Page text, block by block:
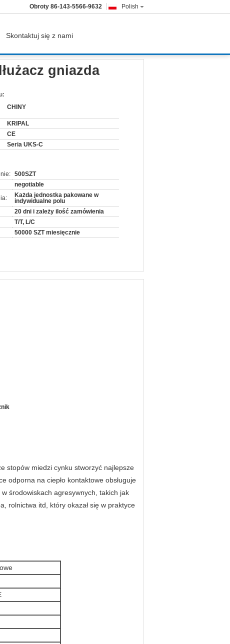
Polish
Obroty 86-143-5566-9632
Skontaktuj się z nami
gniazda
CHINY
KRIPAL
CE
Seria UKS-C
500SZT
negotiable
Każda jednostka pakowane w
indywidualne polu
20 dni i zależy ilość zamówienia
T/T, L/C
50000 SZT miesięcznie
stopów miedzi cynku stworzyć najlepsze
odporna na ciepło kontaktowe obsługuje
środowiskach agresywnych, takich jak
rolnictwa itd, który okazał się w praktyce